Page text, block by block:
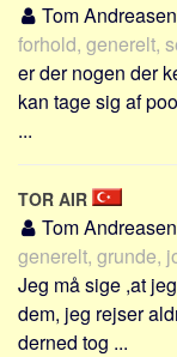
Social sikring og
Transport
Alle
Køb og salg
Økonomi
Jura og regler
Skatter og afgifter
Statistik
Tom Andreasen
forhold, generelt,
er der nogen der
kan tage sig af
...
TOR AIR
Tom Andreasen
generelt, grunde,
Jeg må sige ,at
dem, jeg rejser
derned tog ...